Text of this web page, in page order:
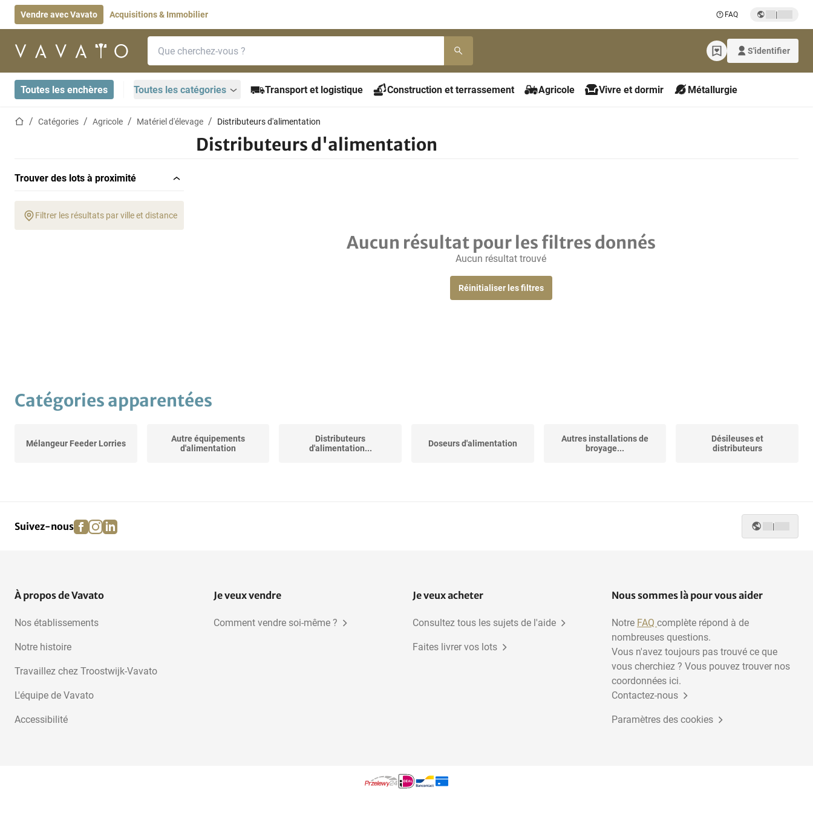
Vendre avec Vavato Acquisitions & Immobilier FAQ |
Page d'accueil S'identifier
Toutes les enchères Toutes les catégories Transport et logistique Construction et terrassement Agricole Vivre et dormir Métallurgie
Page d'accueil
Catégories Agricole Matériel d'élevage Distributeurs d'alimentation
Distributeurs d'alimentation
Trouver des lots à proximité
Filtrer les résultats par ville et distance
Aucun résultat pour les filtres donnés
Aucun résultat trouvé
Réinitialiser les filtres
Catégories apparentées
Mélangeur Feeder Lorries
Autre équipements
d'alimentation
Distributeurs
d'alimentation...
Doseurs d'alimentation
Autres installations de
broyage...
Désileuses et
distributeurs
Suivez-nous facebook
instagram
linkedin |
À propos de Vavato
Nos établissements
Notre histoire
Travaillez chez Troostwijk-Vavato
L'équipe de Vavato
Accessibilité
Je veux vendre
Comment vendre soi-même ?
Je veux acheter
Consultez tous les sujets de l'aide
Faites livrer vos lots
Nous sommes là pour vous aider
Notre FAQ complète répond à de
nombreuses questions.
Vous n'avez toujours pas trouvé ce que
vous cherchiez ? Vous pouvez trouver nos
coordonnées ici.
Contactez-nous
Paramètres des cookies